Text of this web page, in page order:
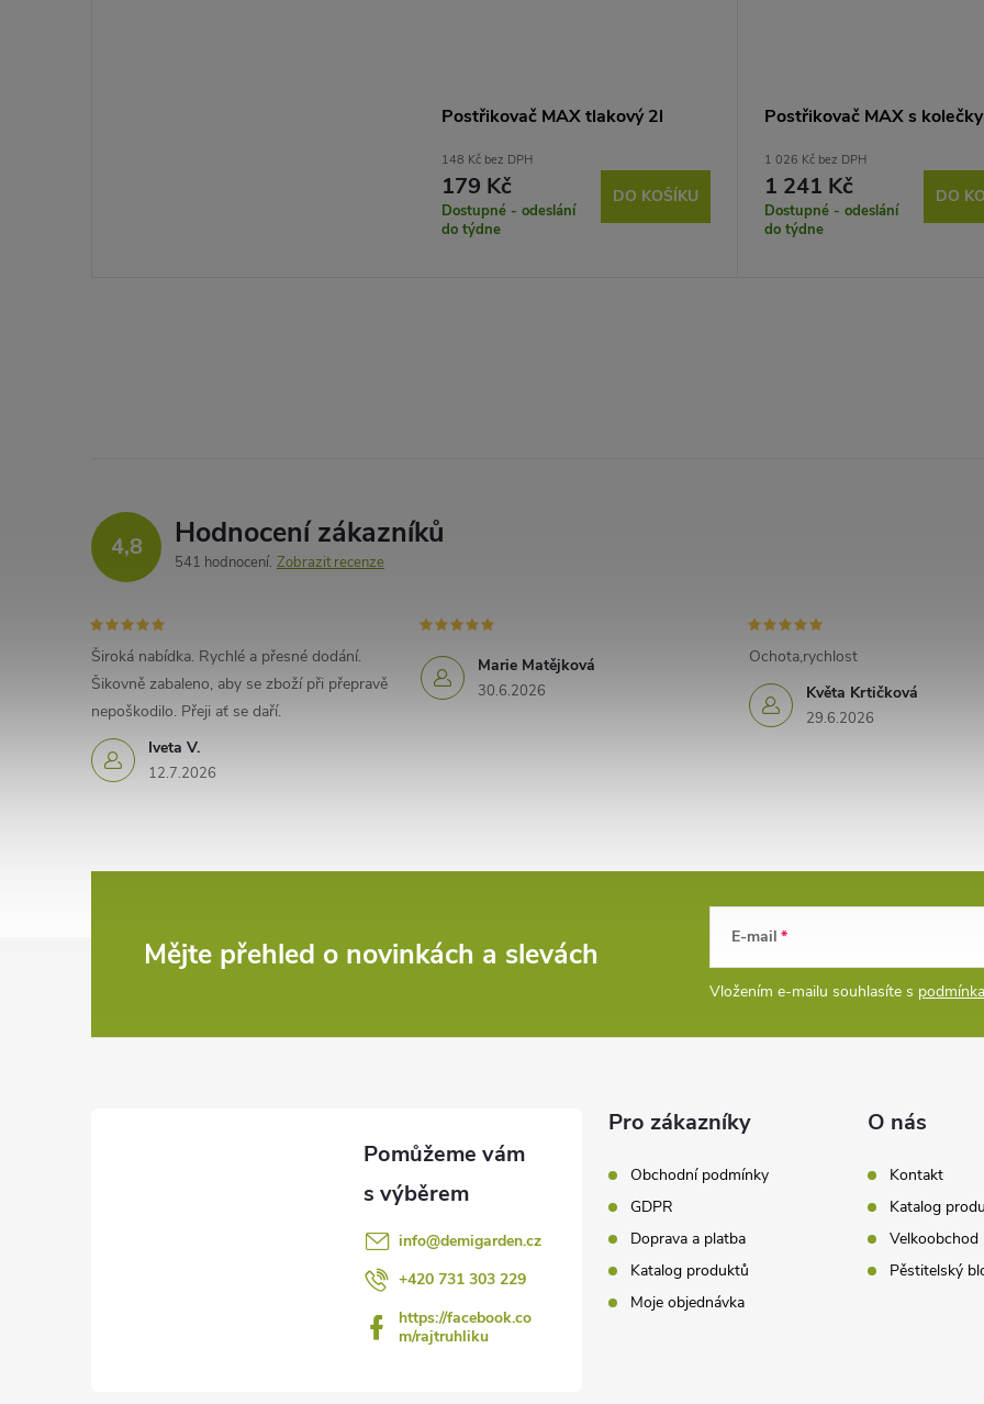
Postřikovač MAX tlakový 2l
148 Kč bez DPH
179 Kč
Dostupné - odeslání
do týdne
DO KOŠÍKU
Postřikovač MAX s
1 026 Kč bez DPH
1 241 Kč
Dostupné - odeslání
do týdne
DO
4,8 Hodnocení zákazníků
541 hodnocení Zobrazit recenze
Iveta V.
12.7.2026
Široká nabídka. Rychlé a přesné dodání.
Šikovně zabaleno, aby se zboží při přepravě
nepoškodilo. Přeji ať se daří.
Marie Matějková
30.6.2026 Květa Krtičková
29.6.2026
Ochota,rychlost
Mějte přehled o novinkách a slevách E-mail
Vložením e-mailu souhlasíte s
info@demigarden.cz
+420 731 303 229
https://facebook.co
m/rajtruhliku
Pro zákazníky
Obchodní podmínky
GDPR
Doprava a platba
Katalog produktů
Moje objednávka
O nás
Kontakt
Katalog
Velkoobchod
Pěstitelský